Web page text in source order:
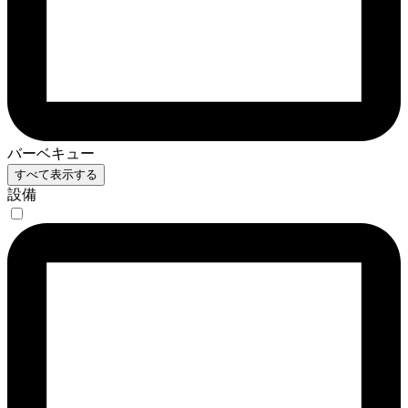
バーベキュー
すべて表示する
設備